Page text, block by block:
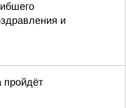
и
пройдёт